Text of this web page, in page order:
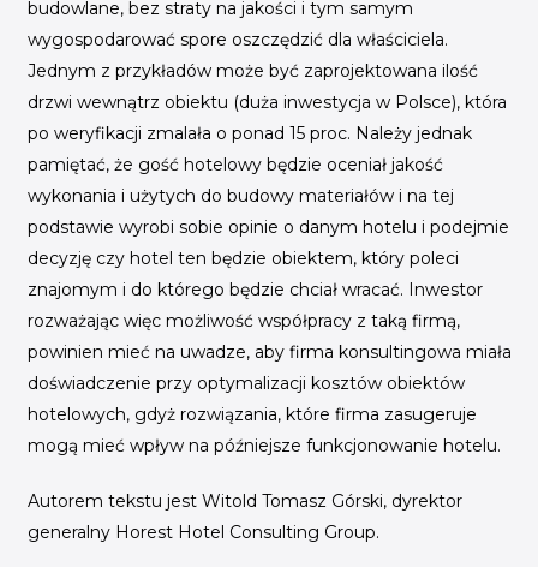
budowlane, bez straty na jakości i tym samym
wygospodarować spore oszczędzić dla właściciela.
Jednym z przykładów może być zaprojektowana ilość
drzwi wewnątrz obiektu (duża inwestycja w Polsce), która
po weryfikacji zmalała o ponad 15 proc. Należy jednak
pamiętać, że gość hotelowy będzie oceniał jakość
wykonania i użytych do budowy materiałów i na tej
podstawie wyrobi sobie opinie o danym hotelu i podejmie
decyzję czy hotel ten będzie obiektem, który poleci
znajomym i do którego będzie chciał wracać. Inwestor
rozważając więc możliwość współpracy z taką firmą,
powinien mieć na uwadze, aby firma konsultingowa miała
doświadczenie przy optymalizacji kosztów obiektów
hotelowych, gdyż rozwiązania, które firma zasugeruje
mogą mieć wpływ na późniejsze funkcjonowanie hotelu.
Autorem tekstu jest Witold Tomasz Górski, dyrektor
generalny Horest Hotel Consulting Group.